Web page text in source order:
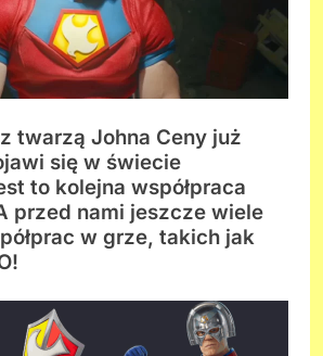
twarzą Johna Ceny już
się w świecie
to kolejna współpraca
przed nami jeszcze wiele
w grze, takich jak